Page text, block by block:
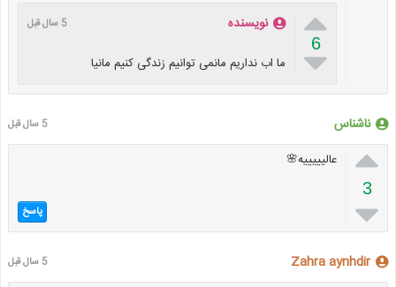

6

نویسنده 5 سال قبل
ما اب نداریم مانمی توانیم زندگی کنیم مانیا
ناشناس 5 سال قبل

3

عالیییییه🌸
پاسخ
Zahra aynhdir 5 سال قبل